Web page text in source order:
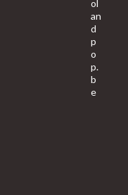
ol
an
d
p
o
p.
b
eS’ouvre